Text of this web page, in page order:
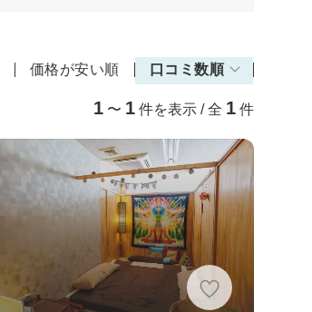
価格が安い順 口コミ数順
1 〜 1 件を表示 / 全 1 件